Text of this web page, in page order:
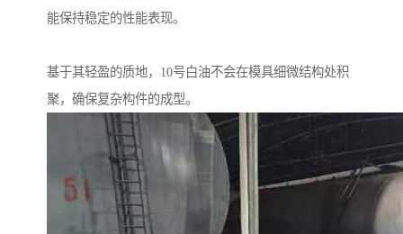
能保持稳定的性能表现。
基于其轻盈的质地，10号白油不会在模具细微结构处积
聚，确保复杂构件的成型。